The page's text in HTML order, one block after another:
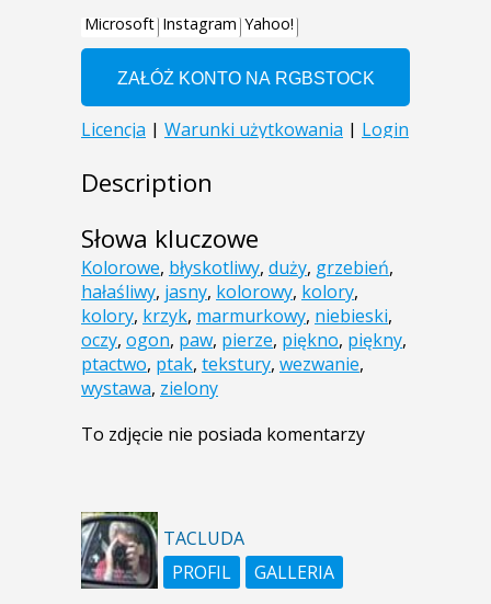
Description
Słowa kluczowe
Kolorowe, błyskotliwy, duży, grzebień,
hałaśliwy, jasny, kolorowy, kolory,
kolory, krzyk, marmurkowy, niebieski,
oczy, ogon, paw, pierze, piękno, piękny,
ptactwo, ptak, tekstury, wezwanie,
wystawa, zielony
To zdjęcie nie posiada komentarzy
TACLUDA
PROFIL
GALLERIA